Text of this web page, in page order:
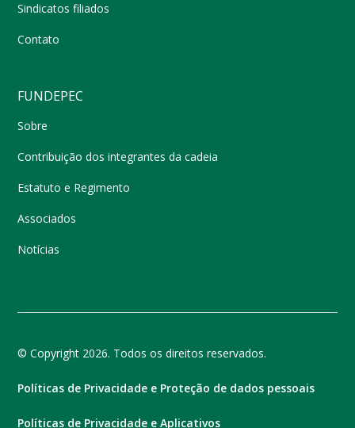
Sindicatos filiados
Contato
FUNDEPEC
Sobre
Contribuição dos integrantes da cadeia
Estatuto e Regimento
Associados
Notícias
© Copyright 2026. Todos os direitos reservados.
Políticas de Privacidade e Proteção de dados pessoais
Políticas de Privacidade e Aplicativos